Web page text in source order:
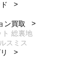
ン買取
ト 総裏地
スミス